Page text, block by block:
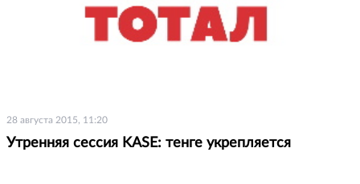
28 августа 2015, 11:20
Утренняя сессия KASE: тенге укрепляется